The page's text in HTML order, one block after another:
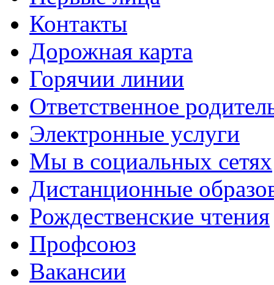
Контакты
Дорожная карта
Горячии линии
Ответственное
Электронные услуги
Мы в социальных сетях
Дистанционные
Рождественские чтения
Профсоюз
Вакансии